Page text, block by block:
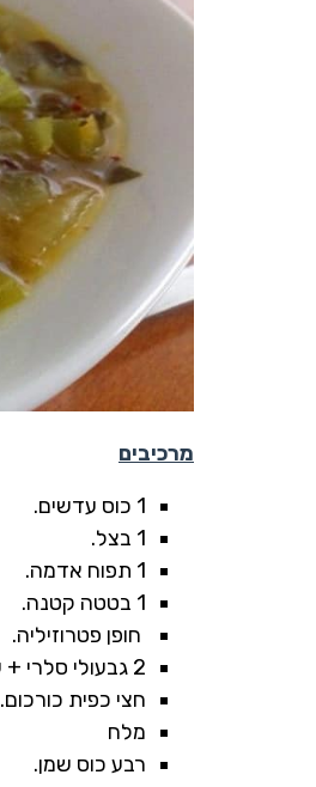
מרכיבים
1 כוס עדשים.
1 בצל.
1 תפוח אדמה.
1 בטטה קטנה.
חופן פטרוזיליה.
2 גבעולי סלרי + עלים.
חצי כפית כורכום.
מלח
רבע כוס שמן.